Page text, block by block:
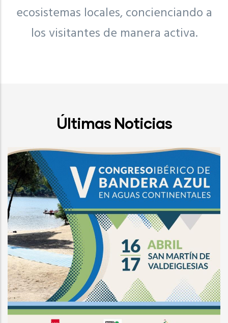
ecosistemas locales, concienciando a
los visitantes de manera activa.
Últimas Noticias